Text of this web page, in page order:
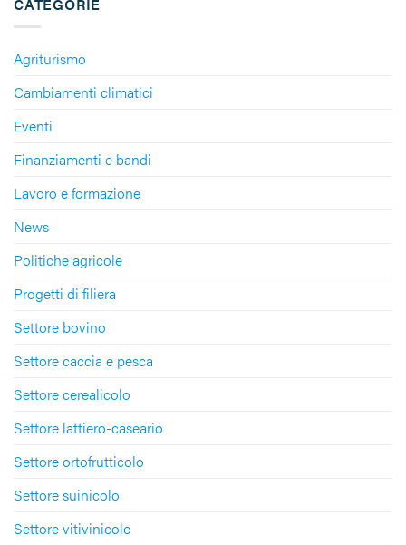
Agriturismo
Cambiamenti climatici
Eventi
Finanziamenti e bandi
Lavoro e formazione
News
Politiche agricole
Progetti di filiera
Settore bovino
Settore caccia e pesca
Settore cerealicolo
Settore lattiero-caseario
Settore ortofrutticolo
Settore suinicolo
Settore vitivinicolo